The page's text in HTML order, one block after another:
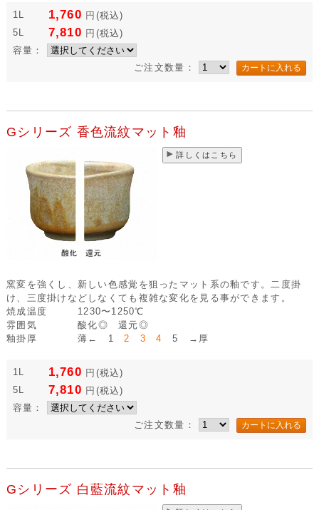
1L 1,760 円 (税込)
5L
7,810 円 (税込)
容量：
ご注文数量：
Gシリーズ 香色流紋マット釉
詳しくはこちら
窯変を強くし、新しい色感覚を狙ったマット系の釉です。二度掛
け、三度掛けなどしなくても複雑な変化を見る事ができます。
焼成温度
1230〜1250℃
雰囲気
酸化◎ 還元◎
釉掛厚
薄← 1 2 3 4 5 →厚
1L 1,760 円 (税込)
5L
7,810 円 (税込)
容量：
ご注文数量：
Gシリーズ 白藍流紋マット釉